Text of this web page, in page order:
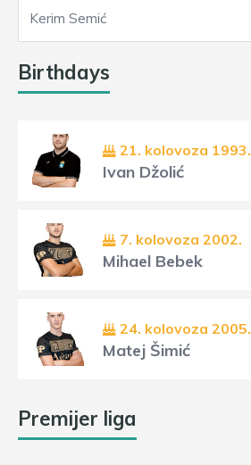
Kerim Semić
Birthdays
21. kolovoza 1993.
Ivan Džolić
7. kolovoza 2002.
Mihael Bebek
24. kolovoza 2005.
Matej Šimić
Premijer liga